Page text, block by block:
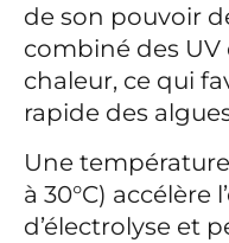
de son pouvoir
combiné des UV
chaleur, ce qui
rapide des
Une
à 30°C) accélère
d’électrolyse et